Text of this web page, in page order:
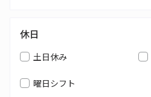
休日
土日休み
曜日シフト